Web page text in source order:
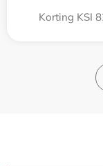
Korting KSI